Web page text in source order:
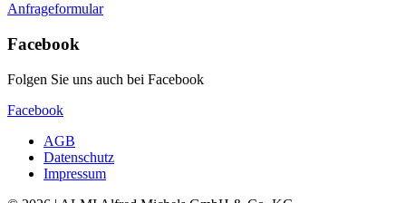
Anfrageformular
Facebook
Folgen Sie uns auch bei Facebook
Facebook
AGB
Datenschutz
Impressum